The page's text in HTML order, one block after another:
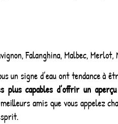
Falanghina, Malbec,
un signe d’eau ont tendance
plus capables d’offrir un
amis que vous appelez